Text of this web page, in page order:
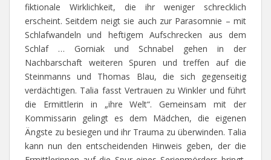
fiktionale Wirklichkeit, die ihr weniger schrecklich
erscheint. Seitdem neigt sie auch zur Parasomnie – mit
Schlafwandeln und heftigem Aufschrecken aus dem
Schlaf … Gorniak und Schnabel gehen in der
Nachbarschaft weiteren Spuren und treffen auf die
Steinmanns und Thomas Blau, die sich gegenseitig
verdächtigen. Talia fasst Vertrauen zu Winkler und führt
die Ermittlerin in „ihre Welt“. Gemeinsam mit der
Kommissarin gelingt es dem Mädchen, die eigenen
Ängste zu besiegen und ihr Trauma zu überwinden. Talia
kann nun den entscheidenden Hinweis geben, der die